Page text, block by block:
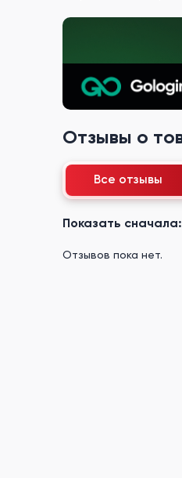
Отзывы о
Все отзывы
Показать сначала:
Отзывов пока нет.